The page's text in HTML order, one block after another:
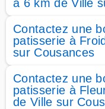
à 6 km de Ville
Contactez une
patisserie à
sur Cousances
Contactez une
patisserie à
de Ville sur